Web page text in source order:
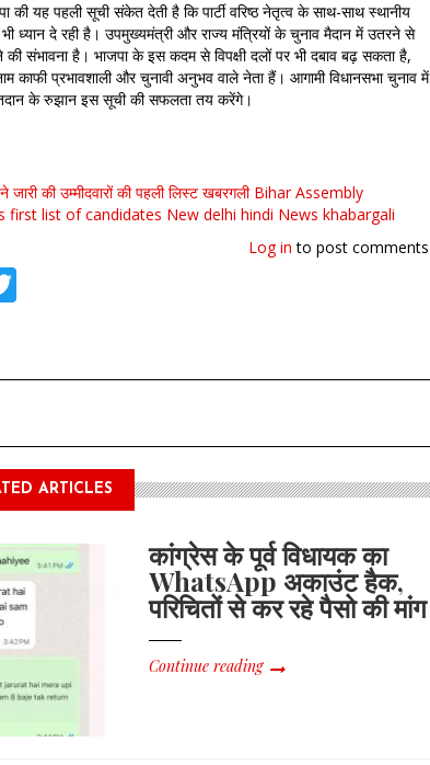
की यह पहली सूची संकेत देती है कि पार्टी वरिष्ठ नेतृत्व के साथ-साथ स्थानीय
ध्यान दे रही है। उपमुख्यमंत्री और राज्य मंत्रियों के चुनाव मैदान में उतरने से
की संभावना है। भाजपा के इस कदम से विपक्षी दलों पर भी दबाव बढ़ सकता है,
काफी प्रभावशाली और चुनावी अनुभव वाले नेता हैं। आगामी विधानसभा चुनाव में
के रुझान इस सूची की सफलता तय करेंगे।
जारी की उम्मीदवारों की पहली लिस्ट खबरगली Bihar Assembly
first list of candidates New delhi hindi News khabargali
Log in to post comments
ARTICLES
कांग्रेस के पूर्व विधायक का
WhatsApp अकाउंट हैक,
परिचितों से कर रहे पैसो की मांग
Continue reading